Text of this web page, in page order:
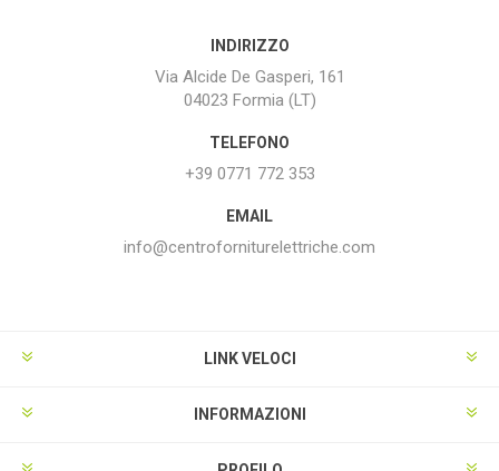
INDIRIZZO
Via Alcide De Gasperi, 161
04023 Formia (LT)
TELEFONO
+39 0771 772 353
EMAIL
info@centroforniturelettriche.com
LINK VELOCI
INFORMAZIONI